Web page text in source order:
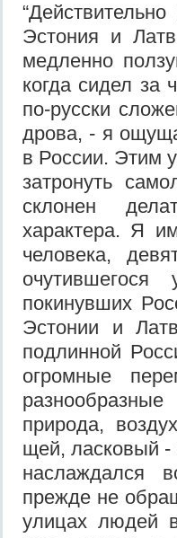
Эстония и
медленно
когда сидел
по-русски
дрова, - я
в России. Этим
затронуть
склонен
характера. Я
человека,
покинувших
Эстонии и
подлинной
огромные
природа,
щей, ласковый -
наслаждался
прежде не
улицах людей